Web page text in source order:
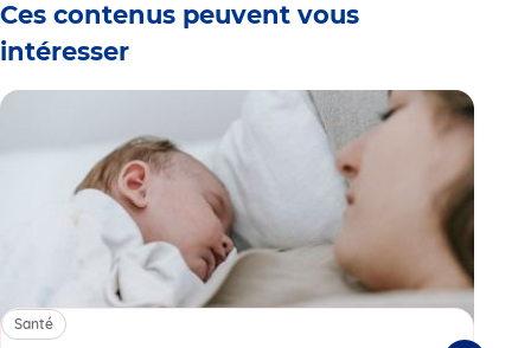
Ces contenus peuvent vous
intéresser
Santé